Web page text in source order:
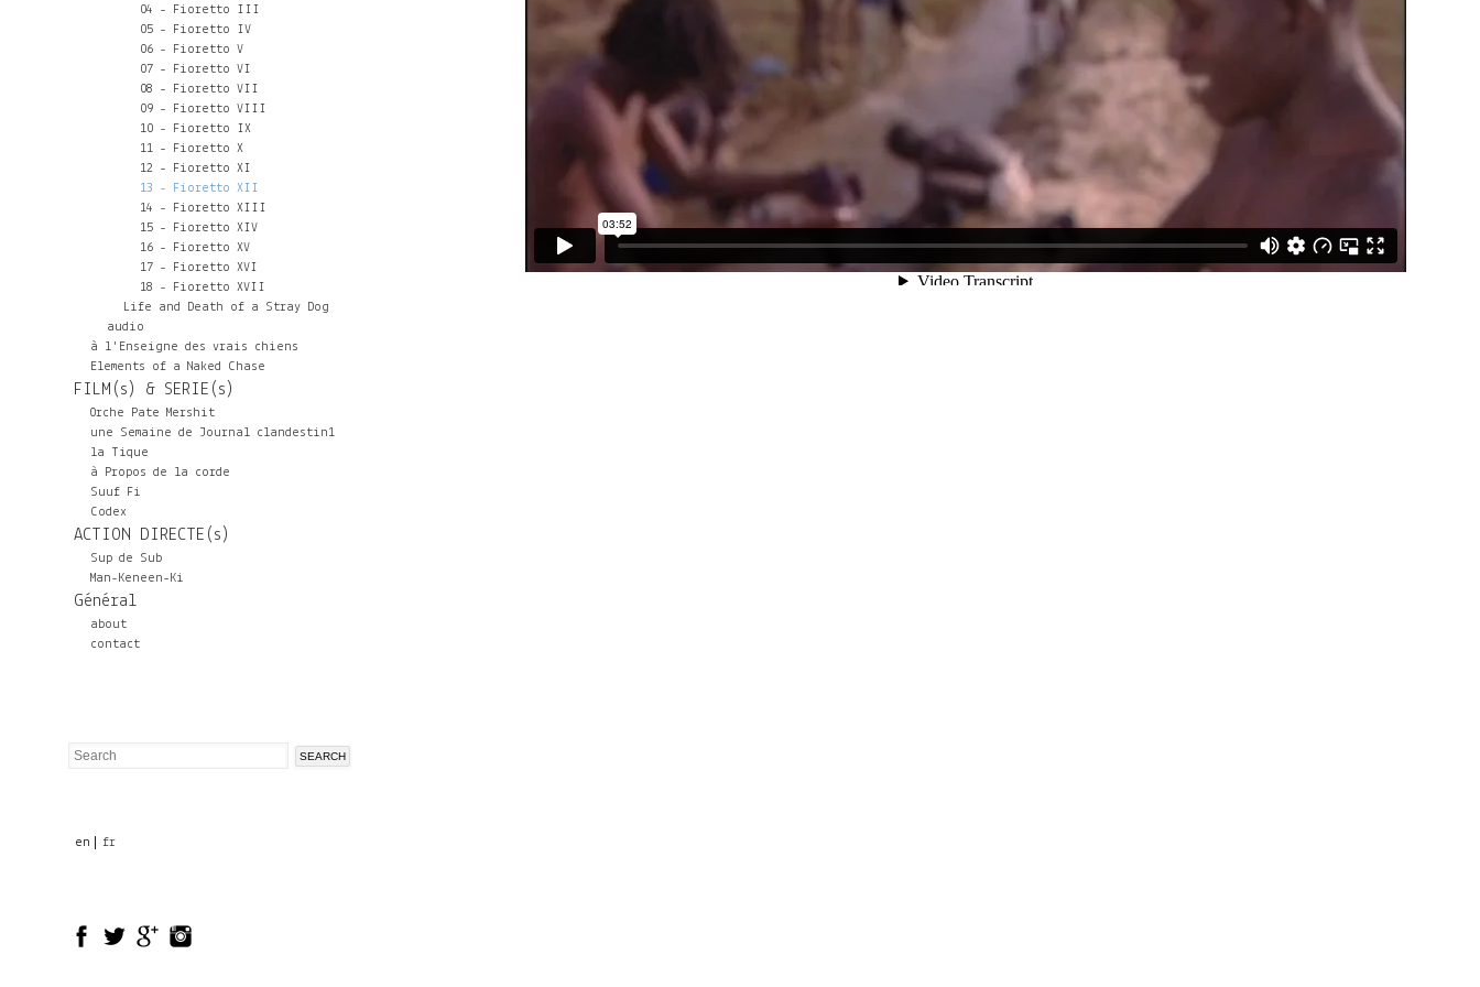
04 - Fioretto III
05 - Fioretto IV
06 - Fioretto V
07 - Fioretto VI
08 - Fioretto VII
09 - Fioretto VIII
10 - Fioretto IX
11 - Fioretto X
12 - Fioretto XI
13 - Fioretto XII
14 - Fioretto XIII
15 - Fioretto XIV
16 - Fioretto XV
17 - Fioretto XVI
18 - Fioretto XVII
Life and Death of a Stray Dog
audio
à l'Enseigne des vrais chiens
Elements of a Naked Chase
FILM(s) & SERIE(s)
Orche Pate Mershit
une Semaine de Journal clandestin1
la Tique
à Propos de la corde
Suuf Fi
Codex
ACTION DIRECTE(s)
Sup de Sub
Man-Keneen-Ki
Général
about
contact
Search
en fr